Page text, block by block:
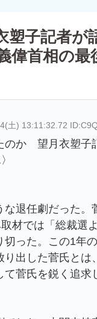
塑子記者
偉首相の最
土) 13:11:32.72
のか 望月衣塑子
退任劇だった。
材では「総裁選
切った。この1年
り出した菅氏と
て菅氏を鋭く追